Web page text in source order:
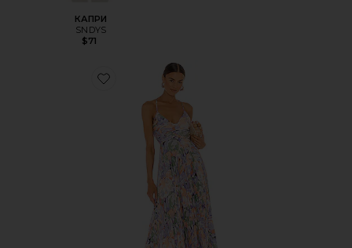
КАПРИ
SNDYS
$71
Favorite ПЛАТЬЕ BLYTHE